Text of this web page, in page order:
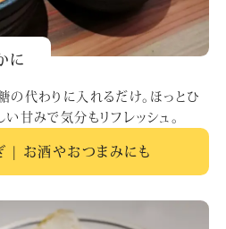
に
の代わりに入れるだけ。ほっとひ
甘みで気分もリフレッシュ。
| お酒やおつまみにも